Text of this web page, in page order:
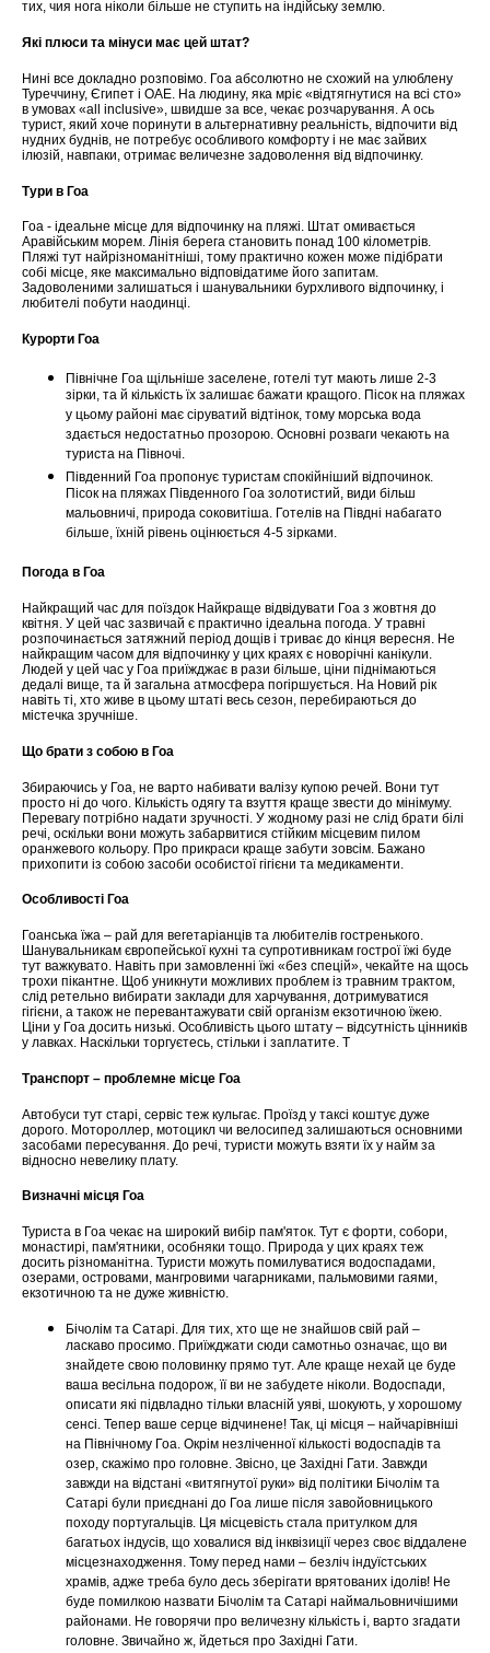
тих, чия нога ніколи більше не ступить на індійську землю.
Які плюси та мінуси має цей штат?
Нині все докладно розповімо. Гоа абсолютно не схожий на улюблену
Туреччину, Єгипет і ОАЕ. На людину, яка мріє «відтягнутися на всі сто»
в умовах «all inclusive», швидше за все, чекає розчарування. А ось
турист, який хоче поринути в альтернативну реальність, відпочити від
нудних буднів, не потребує особливого комфорту і не має зайвих
ілюзій, навпаки, отримає величезне задоволення від відпочинку.
Тури в Гоа
Гоа - ідеальне місце для відпочинку на пляжі. Штат омивається
Аравійським морем. Лінія берега становить понад 100 кілометрів.
Пляжі тут найрізноманітніші, тому практично кожен може підібрати
собі місце, яке максимально відповідатиме його запитам.
Задоволеними залишаться і шанувальники бурхливого відпочинку, і
любителі побути наодинці.
Курорти Гоа
Північне Гоа щільніше заселене, готелі тут мають лише 2-3
зірки, та й кількість їх залишає бажати кращого. Пісок на пляжах
у цьому районі має сіруватий відтінок, тому морська вода
здається недостатньо прозорою. Основні розваги чекають на
туриста на Півночі.
Південний Гоа пропонує туристам спокійніший відпочинок.
Пісок на пляжах Південного Гоа золотистий, види більш
мальовничі, природа соковитіша. Готелів на Півдні набагато
більше, їхній рівень оцінюється 4-5 зірками.
Погода в Гоа
Найкращий час для поїздок Найкраще відвідувати Гоа з жовтня до
квітня. У цей час зазвичай є практично ідеальна погода. У травні
розпочинається затяжний період дощів і триває до кінця вересня. Не
найкращим часом для відпочинку у цих краях є новорічні канікули.
Людей у ​​цей час у Гоа приїжджає в рази більше, ціни піднімаються
дедалі вище, та й загальна атмосфера погіршується. На Новий рік
навіть ті, хто живе в цьому штаті весь сезон, перебираються до
містечка зручніше.
Що брати з собою в Гоа
Збираючись у Гоа, не варто набивати валізу купою речей. Вони тут
просто ні до чого. Кількість одягу та взуття краще звести до мінімуму.
Перевагу потрібно надати зручності. У жодному разі не слід брати білі
речі, оскільки вони можуть забарвитися стійким місцевим пилом
оранжевого кольору. Про прикраси краще забути зовсім. Бажано
прихопити із собою засоби особистої гігієни та медикаменти.
Особливості Гоа
Гоанська їжа – рай для вегетаріанців та любителів гостренького.
Шанувальникам європейської кухні та супротивникам гострої їжі буде
тут важкувато. Навіть при замовленні їжі «без спецій», чекайте на щось
трохи пікантне. Щоб уникнути можливих проблем із травним трактом,
слід ретельно вибирати заклади для харчування, дотримуватися
гігієни, а також не перевантажувати свій організм екзотичною їжею.
Ціни у Гоа досить низькі. Особливість цього штату – відсутність цінників
у лавках. Наскільки торгуєтесь, стільки і заплатите. Т
Транспорт – проблемне місце Гоа
Автобуси тут старі, сервіс теж кульгає. Проїзд у таксі коштує дуже
дорого. Мотороллер, мотоцикл чи велосипед залишаються основними
засобами пересування. До речі, туристи можуть взяти їх у найм за
відносно невелику плату.
Визначні місця Гоа
Туриста в Гоа чекає на широкий вибір пам'яток. Тут є форти, собори,
монастирі, пам'ятники, особняки тощо. Природа у цих краях теж
досить різноманітна. Туристи можуть помилуватися водоспадами,
озерами, островами, мангровими чагарниками, пальмовими гаями,
екзотичною та не дуже живністю.
Бічолім та Сатарі. Для тих, хто ще не знайшов свій рай –
ласкаво просимо. Приїжджати сюди самотньо означає, що ви
знайдете свою половинку прямо тут. Але краще нехай це буде
ваша весільна подорож, її ви не забудете ніколи. Водоспади,
описати які підвладно тільки власній уяві, шокують, у хорошому
сенсі. Тепер ваше серце відчинене! Так, ці місця – найчарівніші
на Північному Гоа. Окрім незліченної кількості водоспадів та
озер, скажімо про головне. Звісно, ​​це Західні Гати. Завжди
завжди на відстані «витягнутої руки» від політики Бічолім та
Сатарі були приєднані до Гоа лише після завойовницького
походу португальців. Ця місцевість стала притулком для
багатьох індусів, що ховалися від інквізиції через своє віддалене
місцезнаходження. Тому перед нами – безліч індуїстських
храмів, адже треба було десь зберігати врятованих ідолів! Не
буде помилкою назвати Бічолім та Сатарі наймальовничішими
районами. Не говорячи про величезну кількість і, варто згадати
головне. Звичайно ж, йдеться про Західні Гати.